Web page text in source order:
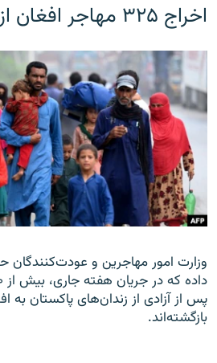
اخراج ۳۲۵ مهاجر افغان از پاکستان
وزارت امور مهاجرین و عودت‌کنندگان
پس از آزادی از زندان‌های پاکستان به
بازگشته‌اند.